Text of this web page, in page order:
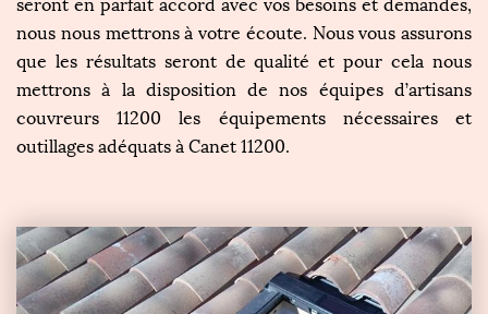
seront en parfait accord avec vos besoins et demandes,
nous nous mettrons à votre écoute. Nous vous assurons
que les résultats seront de qualité et pour cela nous
mettrons à la disposition de nos équipes d’artisans
couvreurs 11200 les équipements nécessaires et
outillages adéquats à Canet 11200.